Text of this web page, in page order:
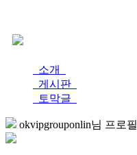
소개
게시판
토막글
okvipgrouponlin님 프로필